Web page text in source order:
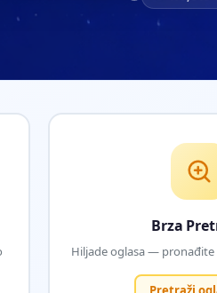
Brza
Hiljade oglasa —